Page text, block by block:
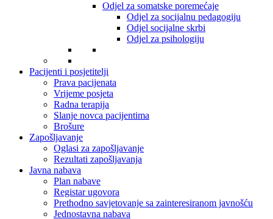
Odjel za somatske poremećaje
Odjel za socijalnu pedagogiju
Odjel socijalne skrbi
Odjel za psihologiju
Pacijenti i posjetitelji
Prava pacijenata
Vrijeme posjeta
Radna terapija
Slanje novca pacijentima
Brošure
Zapošljavanje
Oglasi za zapošljavanje
Rezultati zapošljavanja
Javna nabava
Plan nabave
Registar ugovora
Prethodno savjetovanje sa zainteresiranom javnošću
Jednostavna nabava